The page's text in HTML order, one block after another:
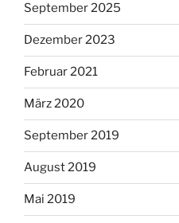
September 2025
Dezember 2023
Februar 2021
März 2020
September 2019
August 2019
Mai 2019